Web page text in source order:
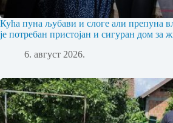
Кућа пуна љубави и слоге али препуна
је потребан пристојан и сигуран дом за
6. август 2026.